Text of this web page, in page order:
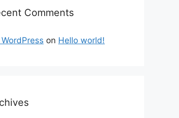
Comments
on Hello world!